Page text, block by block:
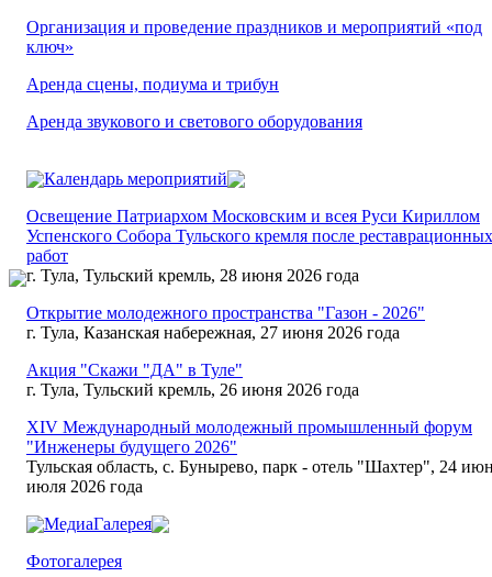
Организация и проведение праздников и мероприятий «под
ключ»
Аренда сцены, подиума и трибун
Аренда звукового и светового оборудования
Календарь мероприятий
Освещение Патриархом Московским и всея Руси Кириллом
Успенского Собора Тульского кремля после реставрационных
работ
г. Тула, Тульский кремль, 28 июня 2026 года
Открытие молодежного пространства "Газон - 2026"
г. Тула, Казанская набережная, 27 июня 2026 года
Акция "Скажи "ДА" в Туле"
г. Тула, Тульский кремль, 26 июня 2026 года
XIV Международный молодежный промышленный форум
"Инженеры будущего 2026"
Тульская область, с. Бунырево, парк - отель "Шахтер", 24
июля 2026 года
МедиаГалерея
Фотогалерея